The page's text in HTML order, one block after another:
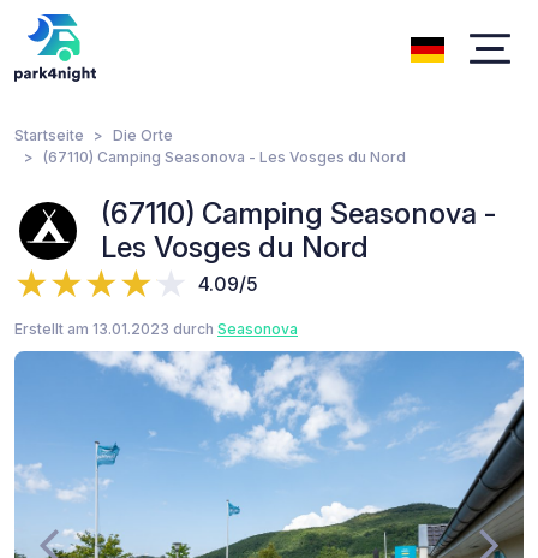
Startseite
Die Orte
(67110) Camping Seasonova - Les Vosges du Nord
(67110) Camping Seasonova -
Les Vosges du Nord
4.09/5
Erstellt am 13.01.2023 durch Seasonova